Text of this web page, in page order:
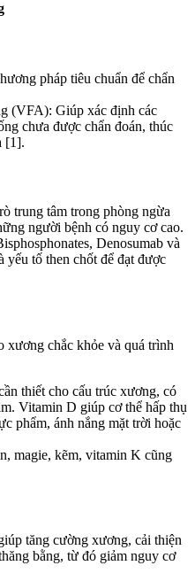
pháp tiêu chuẩn để chẩn
(VFA): Giúp xác định các
chưa được chẩn đoán, thúc
[1].
trung tâm trong phòng ngừa
người bệnh có nguy cơ cao.
Denosumab và
yếu tố then chốt để đạt được
xương chắc khỏe và quá trình
thiết cho cấu trúc xương, có
Vitamin D giúp cơ thể hấp thụ
phẩm, ánh nắng mặt trời hoặc
magie, kẽm, vitamin K cũng
tăng cường xương, cải thiện
bằng, từ đó giảm nguy cơ